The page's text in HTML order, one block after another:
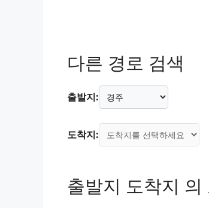
다른 경로 검색
출발지:
도착지:
출발지 도착지 의